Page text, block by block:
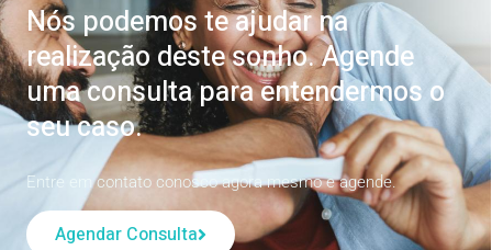
Nós podemos te ajudar na
realização deste sonho. Agende
uma consulta para entendermos o
seu caso.
Entre em contato conosco agora mesmo e agende.
Agendar Consulta